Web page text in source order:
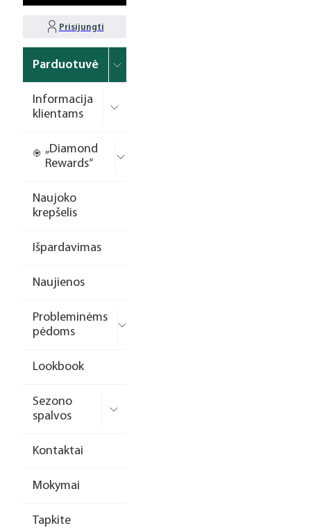
Prisijungti
Parduotuvė
Informacija
klientams
„Diamond
Rewards“
Naujoko
krepšelis
Išpardavimas
Naujienos
Probleminėms
pėdoms
Lookbook
Sezono
spalvos
Kontaktai
Mokymai
Tapkite